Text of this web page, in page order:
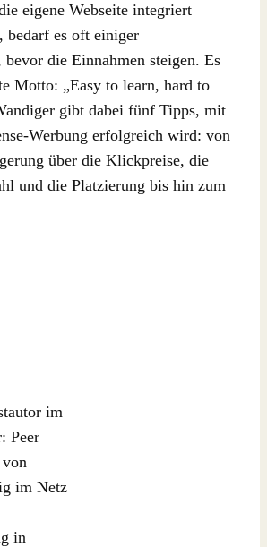
eigene Webseite integriert
bedarf es oft einiger
die Einnahmen steigen. Es
Motto: „Easy to learn, hard to
gibt dabei fünf Tipps, mit
Werbung erfolgreich wird: von
über die Klickpreise, die
und die Platzierung bis hin zum
im
Peer
im Netz
in